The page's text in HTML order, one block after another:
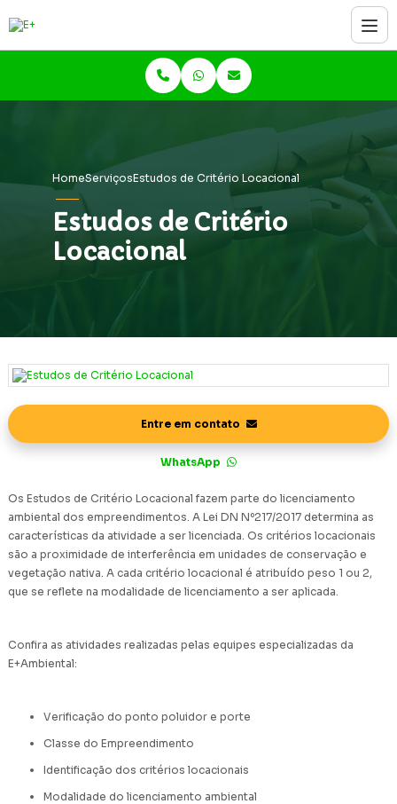
HomeServiçosEstudos de Critério Locacional
Estudos de Critério
Locacional
Entre em contato
WhatsApp
Os Estudos de Critério Locacional fazem parte do licenciamento
ambiental dos empreendimentos. A Lei DN Nº217/2017 determina as
características da atividade a ser licenciada. Os critérios locacionais
são a proximidade de interferência em unidades de conservação e
vegetação nativa. A cada critério locacional é atribuído peso 1 ou 2,
que se reflete na modalidade de licenciamento a ser aplicada.
Confira as atividades realizadas pelas equipes especializadas da
E+Ambiental:
Verificação do ponto poluidor e porte
Classe do Empreendimento
Identificação dos critérios locacionais
Modalidade do licenciamento ambiental